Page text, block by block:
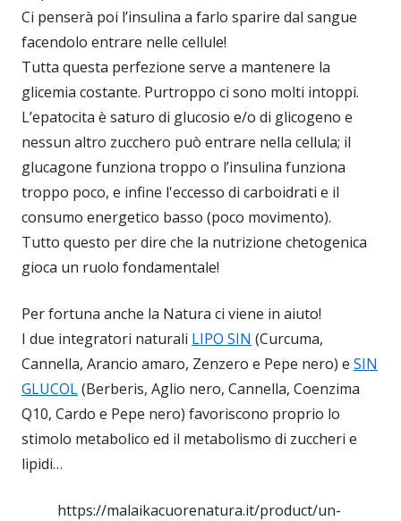
Ci penserà poi l’insulina a farlo sparire dal sangue
facendolo entrare nelle cellule!
Tutta questa perfezione serve a mantenere la
glicemia costante. Purtroppo ci sono molti intoppi.
L’epatocita è saturo di glucosio e/o di glicogeno e
nessun altro zucchero può entrare nella cellula; il
glucagone funziona troppo o l’insulina funziona
troppo poco, e infine l'eccesso di carboidrati e il
consumo energetico basso (poco movimento).
Tutto questo per dire che la nutrizione chetogenica
gioca un ruolo fondamentale!
Per fortuna anche la Natura ci viene in aiuto!
I due integratori naturali LIPO SIN (Curcuma,
Cannella, Arancio amaro, Zenzero e Pepe nero) e SIN
GLUCOL(Berberis, Aglio nero, Cannella, Coenzima
Q10, Cardo e Pepe nero) favoriscono proprio lo
stimolo metabolico ed il metabolismo di zuccheri e
lipidi…
https://malaikacuorenatura.it/product/un-